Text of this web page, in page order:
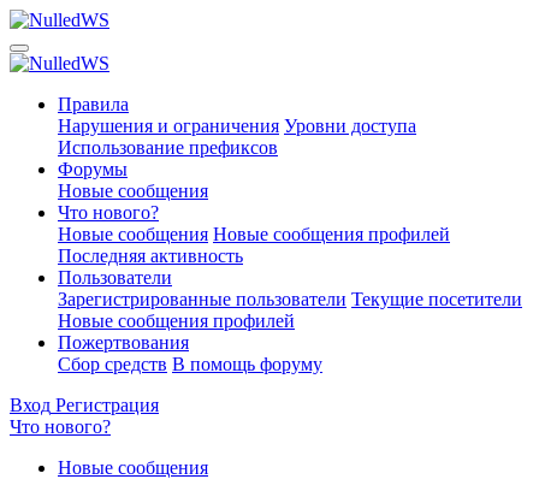
Правила
Нарушения и ограничения Уровни доступа
Использование префиксов
Форумы
Новые сообщения
Что нового?
Новые сообщения Новые сообщения профилей
Последняя активность
Пользователи
Зарегистрированные пользователи Текущие посетители
Новые сообщения профилей
Пожертвования
Сбор средств В помощь форуму
Вход Регистрация
Что нового?
Новые сообщения